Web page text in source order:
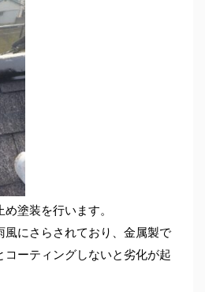
塗装を行います。
風にさらされており、金属製で
コーティングしないと劣化が起